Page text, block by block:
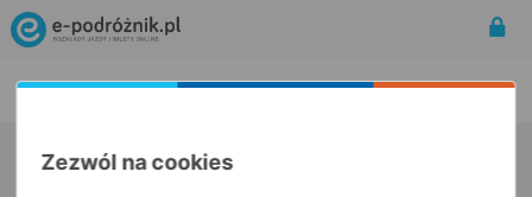
09.08.2026 | -- : --
Zezwól na cookies